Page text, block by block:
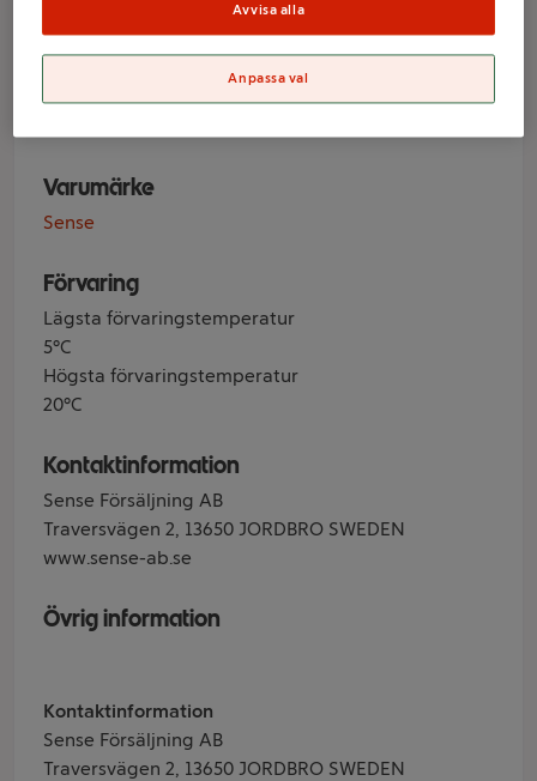
Penna Blomma
Pastell 3-p
Varumärke
Sense
Förvaring
Lägsta förvaringstemperatur
5°C
Högsta förvaringstemperatur
20°C
Kontaktinformation
Sense Försäljning AB
Traversvägen 2, 13650 JORDBRO SWEDEN
www.sense-ab.se
Övrig information
Kontaktinformation
Sense Försäljning AB
Traversvägen 2, 13650 JORDBRO SWEDEN
Avvisa alla
Anpassa val